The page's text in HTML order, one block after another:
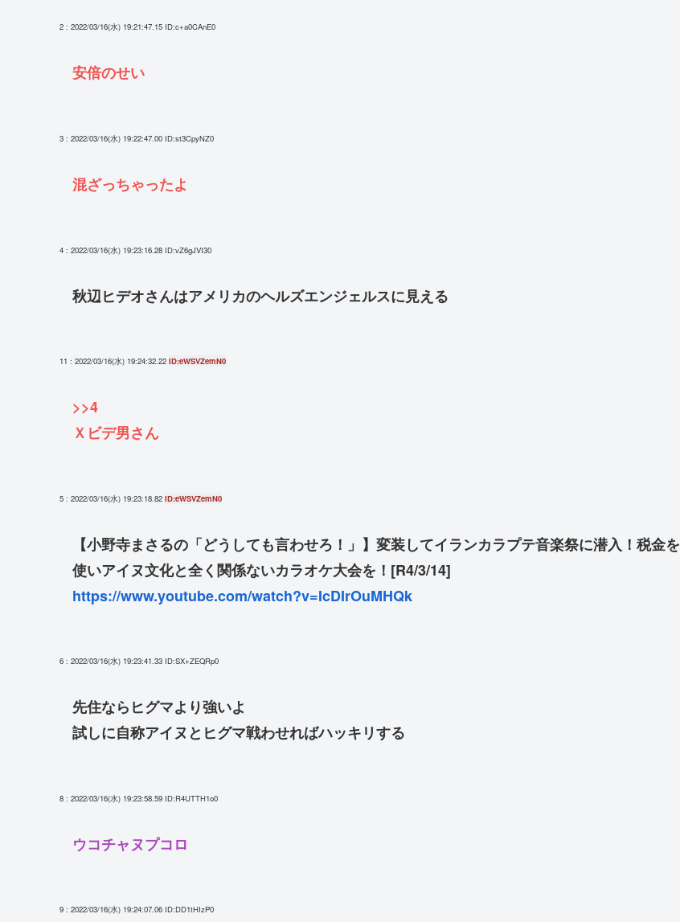
2 : 2022/03/16(水) 19:21:47.15 ID:c+a0CAnE0
安倍のせい
3 : 2022/03/16(水) 19:22:47.00 ID:st3CpyNZ0
混ざっちゃったよ
4 : 2022/03/16(水) 19:23:16.28 ID:vZ6gJVI30
秋辺ヒデオさんはアメリカのヘルズエンジェルスに見える
11 : 2022/03/16(水) 19:24:32.22 ID:eWSVZemN0
>>4
Ｘビデ男さん
5 : 2022/03/16(水) 19:23:18.82 ID:eWSVZemN0
【小野寺まさるの「どうしても言わせろ！」】変装してイランカラプテ音楽祭に潜入！税金を
使いアイヌ文化と全く関係ないカラオケ大会を！[R4/3/14]
https://www.youtube.com/watch?v=IcDIrOuMHQk
6 : 2022/03/16(水) 19:23:41.33 ID:SX+ZEQRp0
先住ならヒグマより強いよ
試しに自称アイヌとヒグマ戦わせればハッキリする
8 : 2022/03/16(水) 19:23:58.59 ID:R4UTTH1o0
ウコチャヌプコロ
9 : 2022/03/16(水) 19:24:07.06 ID:DD1tHIzP0